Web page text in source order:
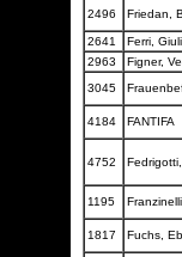
2496
Friedan,
2641 Ferri,
2963
Figner,
3045
4184 FANTIFA
4752
1195
1817 Fuchs,